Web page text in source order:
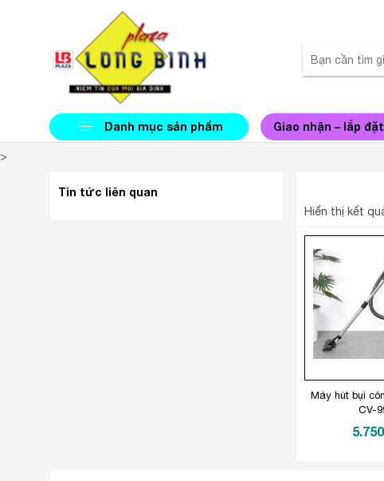
Danh mục sản phẩm Giao nhận – lắp đặt
>
Hiển thị kết
Máy hút bụi
CV-
Tin tức liên quan